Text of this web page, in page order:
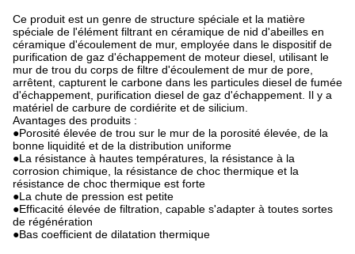
Ce produit est un genre de structure spéciale et la matière
spéciale de l'élément filtrant en céramique de nid d'abeilles en
céramique d'écoulement de mur, employée dans le dispositif de
purification de gaz d'échappement de moteur diesel, utilisant le
mur de trou du corps de filtre d'écoulement de mur de pore,
arrêtent, capturent le carbone dans les particules diesel de fumée
d'échappement, purification diesel de gaz d'échappement. Il y a
matériel de carbure de cordiérite et de silicium.
Avantages des produits :
●Porosité élevée de trou sur le mur de la porosité élevée, de la
bonne liquidité et de la distribution uniforme
●La résistance à hautes températures, la résistance à la
corrosion chimique, la résistance de choc thermique et la
résistance de choc thermique est forte
●La chute de pression est petite
●Efficacité élevée de filtration, capable s'adapter à toutes sortes
de régénération
●Bas coefficient de dilatation thermique